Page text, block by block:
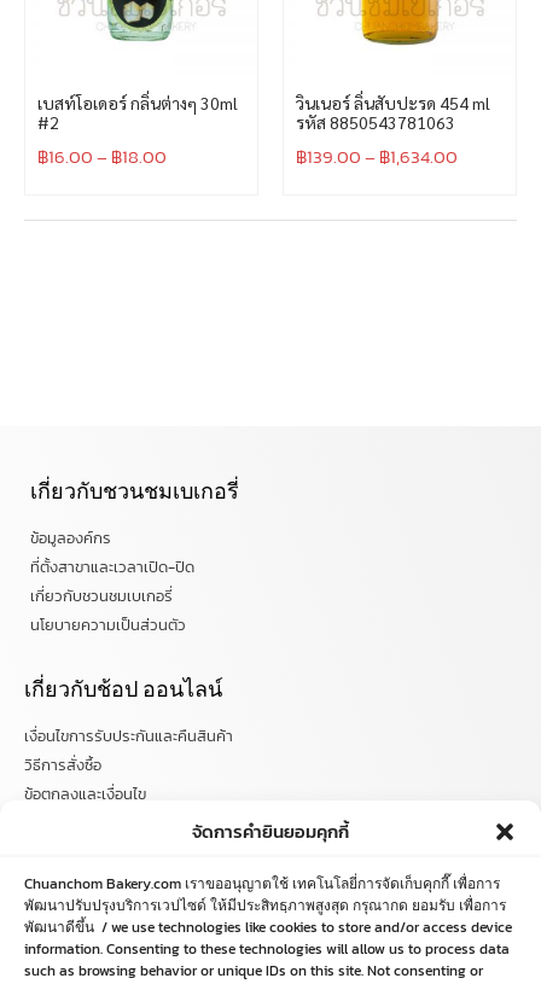
จัดการคำยินยอมคุกกี้
Chuanchom Bakery.com เราขออนุญาตใช้ เทคโนโลยี่การจัดเก็บคุกกี๊ เพื่อการ
พัฒนาปรับปรุงบริการเวปไซด์ ให้มีประสิทธฺภาพสูงสุด กรุณากด ยอมรับ เพื่อการ
พัฒนาดีขึ้น / we use technologies like cookies to store and/or access device
information. Consenting to these technologies will allow us to process data
such as browsing behavior or unique IDs on this site. Not consenting or
เบสท์โอเดอร์ กลิ่นต่างๆ 30ml
#2
฿16.00– ฿18.00
วินเนอร์ ลิ่นสับปะรด 454 ml
รหัส 8850543781063
฿139.00– ฿1,634.00
เกี่ยวกับชวนชมเบเกอรี่
ข้อมูลองค์กร
ที่ตั้งสาขาและเวลาเปิด-ปิด
เกี่ยวกับชวนชมเบเกอรี่
นโยบายความเป็นส่วนตัว
เกี่ยวกับช้อป ออนไลน์
เงื่อนไขการรับประกันและคืนสินค้า
วิธีการสั่งซื้อ
ข้อตกลงและเงื่อนไข
ติดตามข่าวสารได้ที่
chuanchombakery
chuanchombakery